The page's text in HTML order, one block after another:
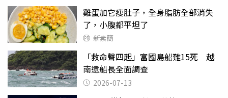
雞蛋加它瘦肚子，全身脂肪全部消失
了，小腹都平坦了
新素簡
「救命聲四起」富國島船難15死 越
南逮船長全面調查
2026-07-13